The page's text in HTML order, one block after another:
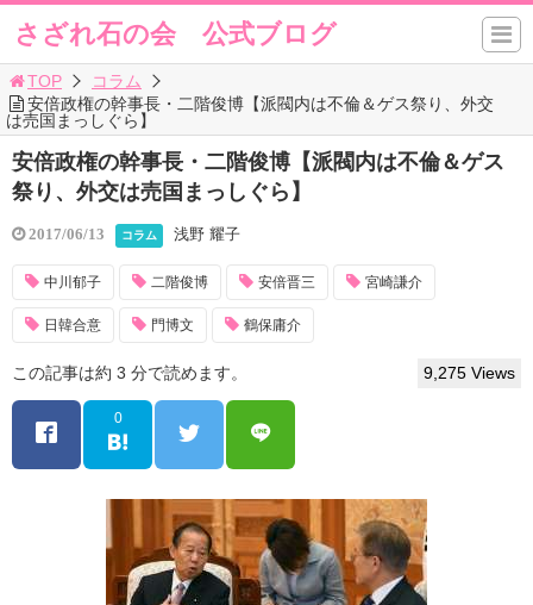
さざれ石の会 公式ブログ
TOP
コラム
安倍政権の幹事長・二階俊博【派閥内は不倫＆ゲス祭り、外交
は売国まっしぐら】
安倍政権の幹事長・二階俊博【派閥内は不倫＆ゲス
祭り、外交は売国まっしぐら】
2017/06/13 コラム 浅野 耀子
中川郁子 二階俊博 安倍晋三 宮崎謙介
日韓合意 門博文 鶴保庸介
この記事は約 3 分で読めます。 9,275 Views
0